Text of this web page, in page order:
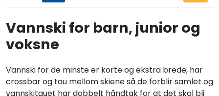
Vannski for barn, junior og
voksne
Vannski for de minste er korte og ekstra brede, har
crossbar og tau mellom skiene så de forblir samlet og
vannskitauet har dobbelt håndtak for at det skal bli